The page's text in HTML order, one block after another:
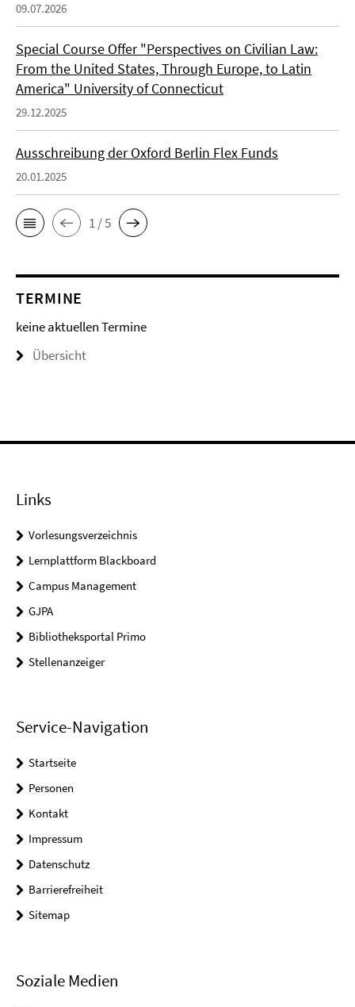
09.07.2026
Special Course Offer "Perspectives on Civilian Law:
From the United States, Through Europe, to Latin
America" University of Connecticut
29.12.2025
Ausschreibung der Oxford Berlin Flex Funds
20.01.2025
1 / 5
TERMINE
keine aktuellen Termine
Übersicht
Links
Vorlesungsverzeichnis
Lernplattform Blackboard
Campus Management
GJPA
Bibliotheksportal Primo
Stellenanzeiger
Service-Navigation
Startseite
Personen
Kontakt
Impressum
Datenschutz
Barrierefreiheit
Sitemap
Soziale Medien